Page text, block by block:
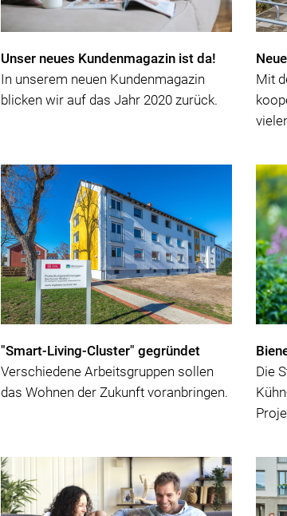
Unser neues Kundenmagazin ist da!
In unserem neuen Kundenmagazin
blicken wir auf das Jahr 2020 zurück.
Mit
"Smart-Living-Cluster" gegründet
Verschiedene Arbeitsgruppen sollen
das Wohnen der Zukunft voranbringen.
Die